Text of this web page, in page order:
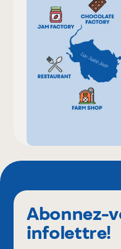
Abonnez-
infolettre!